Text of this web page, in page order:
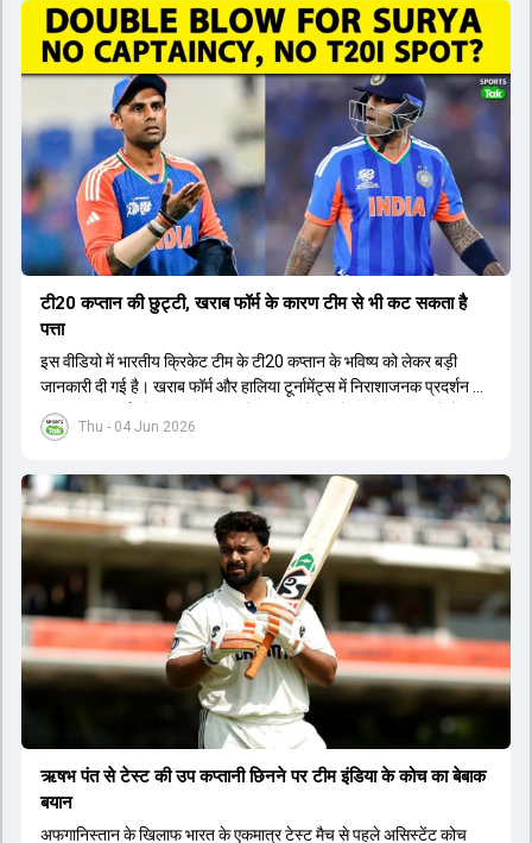
इसके बाद सीरीज के बाकी दो मुकाबले 17 और 20 जून को खेले जाने थे। हाल ही में
खत्म हुए आईपीएल में शानदार प्रदर्शन करने वाले विराट कोहली का इस सीरीज से
बाहर होना भारतीय फैंस के लिए एक बहुत बड़ा झटका है। यह वनडे सीरीज 2027
में होने वाले वर्ल्ड कप की तैयारियों के लिहाज से भी काफी अहम मानी जा रही थी।
फिलहाल यह स्पष्ट नहीं है कि विराट कोहली को इस हैमस्ट्रिंग इंजरी से पूरी तरह से
उबरने में कितना समय लगेगा और उनकी जगह टीम में किस खिलाड़ी को शामिल
किया जाएगा।
Thu - 04 Jun 2026
टी20 कप्तान की छुट्टी, खराब फॉर्म के कारण टीम से भी कट सकता है
पत्ता
इस वीडियो में भारतीय क्रिकेट टीम के टी20 कप्तान के भविष्य को लेकर बड़ी
जानकारी दी गई है। खराब फॉर्म और हालिया टूर्नामेंट्स में निराशाजनक प्रदर्शन के
कारण चयनकर्ता और टीम प्रबंधन उन्हें कप्तानी से हटाने पर विचार कर रहे हैं।
मुख्य कोच और चयन समिति के बीच हुई चर्चा के बाद यह फैसला लिया जा सकता है
को न सिर्फ उनके पद से हटाया जाएगा बल्कि उन्हें टीम से भी बाहर किया जा सकता
है। आगामी सीरीज और भविष्य के बड़े टूर्नामेंट्स को ध्यान में रखते हुए चयनकर्ता
एक नई शुरुआत करना चाहते हैं। इससे पहले भी खराब फॉर्म के कारण कई दिग्गज
खिलाड़ियों को कप्तानी और टीम से हाथ धोना पड़ा था। अब नए कप्तान के लिए एक
अन्य स्टार बल्लेबाज का नाम सबसे आगे चल रहा है, जिसे जल्द ही जिम्मेदारी सौंपी
जा सकती है।
ऋषभ पंत से टेस्ट की उप कप्तानी छिनने पर टीम इंडिया के कोच का बेबाक
बयान
अफगानिस्तान के खिलाफ भारत के एकमात्र टेस्ट मैच से पहले असिस्टेंट कोच